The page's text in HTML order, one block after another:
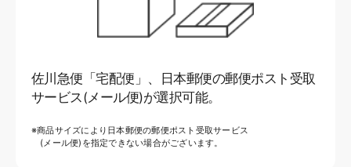
佐川急便「宅配便」、日本郵便の郵便ポスト受取
サービス(メール便)が選択可能。
※商品サイズにより日本郵便の郵便ポスト受取サービス
(メール便)を指定できない場合がございます。